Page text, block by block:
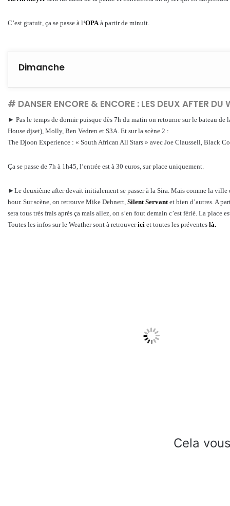
C’est gratuit, ça se passe à l‘OPA à partir de minuit.
Dimanche
# DANSER ENCORE & ENCORE : LES DEUX AFTER DU
► Pas le temps de dormir puisque dès 7h du matin on retourne sur le bateau de
House djset), Molly, Ben Vedren et S3A. Et sur la scène 2 :
The Djoon Experience : « South African All Stars » avec Joe Claussell, Black
Ça se passe de 7h à 1h45, l’entrée est à 30 euros, sur place uniquement.
►Le deuxième after devait initialement se passer à la Sira. Mais comme la ville
hour. Sur scène, on retrouve Mike Dehnert, Silent Servant et bien d’autres. A
sera tous très frais après ça mais allez, on s’en fout demain c’est férié. La place
Toutes les infos sur le Weather sont à retrouverici et toutes les préventes là.
Cela